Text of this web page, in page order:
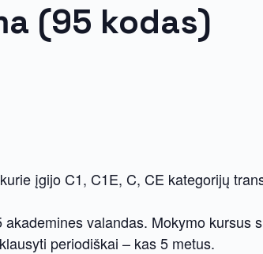
(95 kodas)
įgijo C1, C1E, C, CE kategorijų
valandas. Mokymo
periodiškai – kas 5 metus.